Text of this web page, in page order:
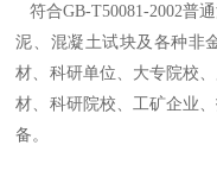
符合GB-T50081-2002普
泥、混凝土试块及各种非
材、科研单位、大专院校
材、科研院校、工矿企业
备。